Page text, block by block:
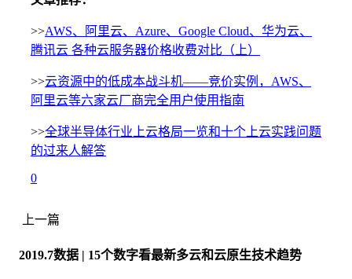
>>AWS、阿里云、Azure、Google Cloud、华为云、
腾讯云 各种云服务器价格收费对比（上）
>>云资源中的低成本战斗机——竞价实例，AWS、
阿里云等六家云厂商完全用户使用指南
>>全球半导体行业上云格局一览和十个上云实践问题
的过来人解答
0
上一篇
2019.7数据 | 15个数字看最新多云和云原生技术趋势